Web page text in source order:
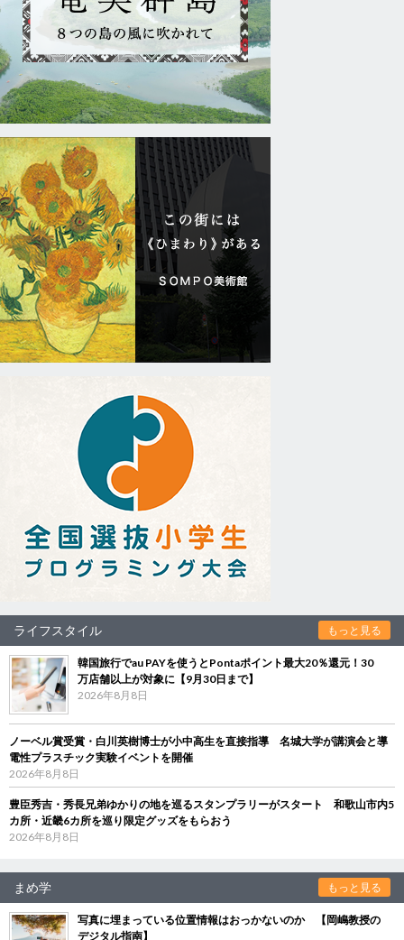
ライフスタイル もっと見る
韓国旅行でau PAYを使うとPontaポイント最大20％還元！30
万店舗以上が対象に【9月30日まで】
2026年8月8日
ノーベル賞受賞・白川英樹博士が小中高生を直接指導 名城大学が講演会と導
電性プラスチック実験イベントを開催
2026年8月8日
豊臣秀吉・秀長兄弟ゆかりの地を巡るスタンプラリーがスタート 和歌山市内5
カ所・近畿6カ所を巡り限定グッズをもらおう
2026年8月8日
まめ学 もっと見る
写真に埋まっている位置情報はおっかないのか 【岡嶋教授の
デジタル指南】